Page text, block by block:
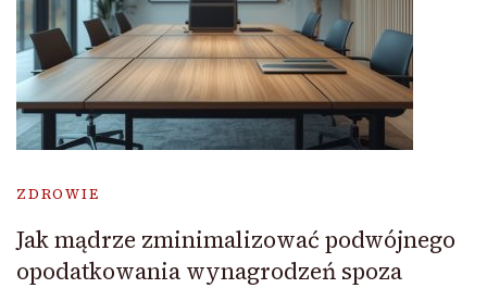
ZDROWIE
Jak mądrze zminimalizować podwójnego
opodatkowania wynagrodzeń spoza